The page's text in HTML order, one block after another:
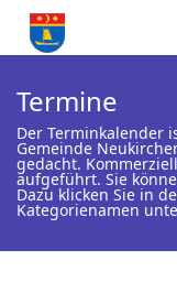
Termine
Der Terminkalender
Gemeinde
gedacht.
aufgeführt. Sie
Dazu klicken Sie in
Kategorienamen